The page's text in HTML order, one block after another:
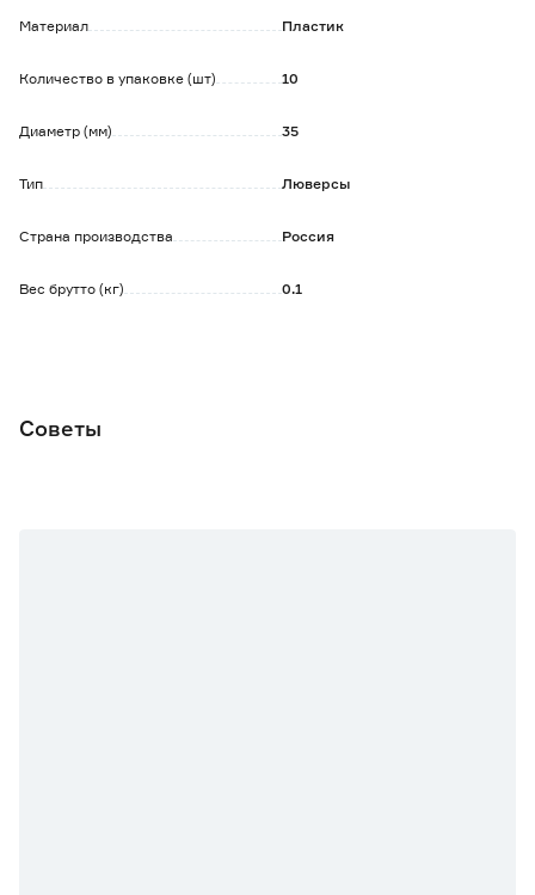
Не оставляют следы ржавчины, не царапают штангу
Материал Пластик
Количество в упаковке (шт) 10
Диаметр (мм) 35
Тип Люверсы
Страна производства Россия
Вес брутто (кг) 0.1
Советы